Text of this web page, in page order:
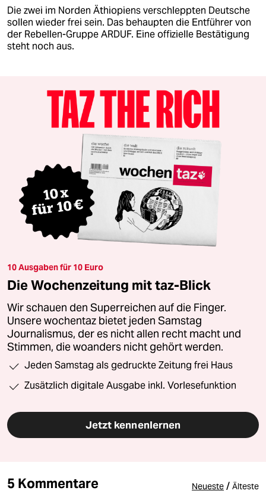
Die zwei im Norden Äthiopiens verschleppten Deutsche
sollen wieder frei sein. Das behaupten die Entführer von
der Rebellen-Gruppe ARDUF. Eine offizielle Bestätigung
steht noch aus.
10 Ausgaben für 10 Euro
Die Wochenzeitung mit taz-Blick
Wir schauen den Superreichen auf die Finger.
Unsere wochentaz bietet jeden Samstag
Journalismus, der es nicht allen recht macht und
Stimmen, die woanders nicht gehört werden.
Jeden Samstag als gedruckte Zeitung frei Haus
Zusätzlich digitale Ausgabe inkl. Vorlesefunktion
Jetzt kennenlernen
5 Kommentare Neueste / Älteste